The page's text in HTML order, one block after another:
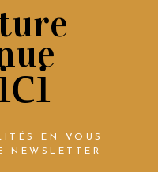
EN VOUS
NEWSLETTER